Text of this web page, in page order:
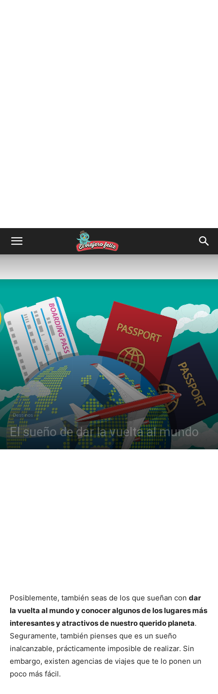
Destinos
El sueño de dar la vuelta al mundo
Posiblemente, también seas de los que sueñan con dar
la vuelta al mundo y conocer algunos de los lugares más
interesantes y atractivos de nuestro querido planeta.
Seguramente, también pienses que es un sueño
inalcanzable, prácticamente imposible de realizar. Sin
embargo, existen agencias de viajes que te lo ponen un
poco más fácil.